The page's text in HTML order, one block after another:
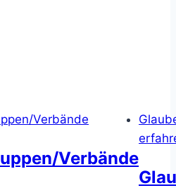
Verbände
Verbände